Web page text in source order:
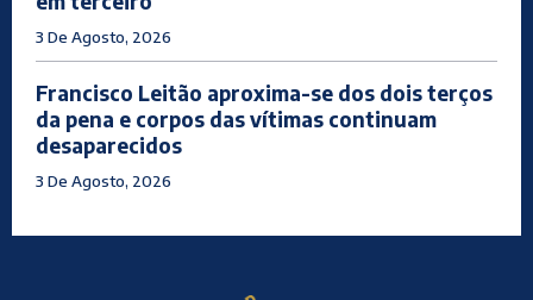
3 De Agosto, 2026
Francisco Leitão aproxima-se dos dois terços
da pena e corpos das vítimas continuam
desaparecidos
3 De Agosto, 2026